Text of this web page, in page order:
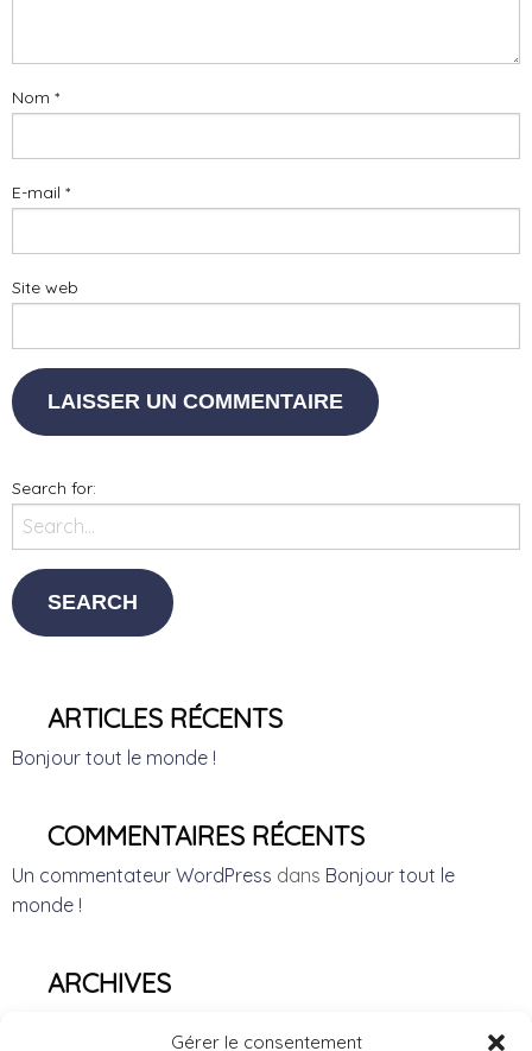
Gérer le consentement
Nom *
E-mail *
Site web
Search for:
ARTICLES RÉCENTS
Bonjour tout le monde !
COMMENTAIRES RÉCENTS
Un commentateur WordPress dans Bonjour tout le
monde !
ARCHIVES